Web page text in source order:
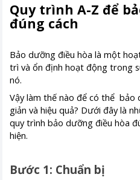
Quy trình A-Z để
đúng cách
Bảo dưỡng điều hòa là một
trì và ổn định hoạt động trong
nó.
Vậy làm thế nào để có thể bảo
giản và hiệu quả? Dưới đây là
quy trình bảo dưỡng điều hòa
hiện.
Bước 1: Chuẩn bị